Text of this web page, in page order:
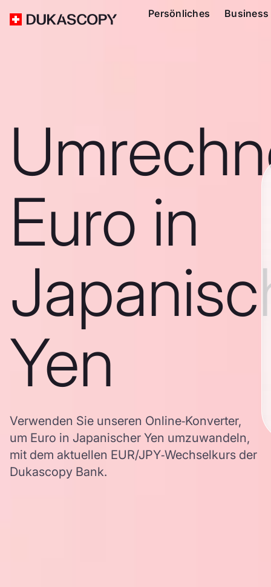
Persönliches Business
Euro in
Yen
Verwenden Sie unseren Online‑Konverter,
um Euro in Japanischer Yen umzuwandeln,
mit dem aktuellen EUR/JPY‑Wechselkurs der
Dukascopy Bank.